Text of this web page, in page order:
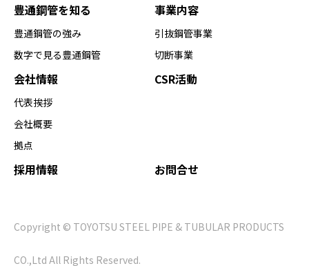
豊通鋼管を知る
豊通鋼管の強み
数字で見る豊通鋼管
事業内容
引抜鋼管事業
切断事業
会社情報
代表挨拶
会社概要
拠点
CSR活動
採用情報 お問合せ
Copyright © TOYOTSU STEEL PIPE & TUBULAR PRODUCTS
CO.,Ltd All Rights Reserved.